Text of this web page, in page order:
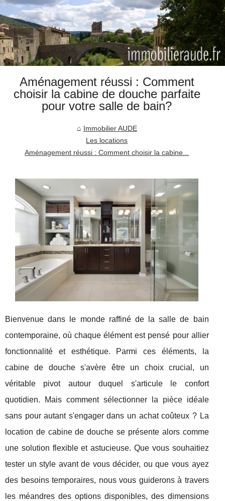
Aménagement réussi : Comment
choisir la cabine de douche parfaite
pour votre salle de bain?
Immobilier AUDE
Les locations
Aménagement réussi : Comment choisir la cabine...
Bienvenue dans le monde raffiné de la salle de bain
contemporaine, où chaque élément est pensé pour allier
fonctionnalité et esthétique. Parmi ces éléments, la
cabine de douche s'avère être un choix crucial, un
véritable pivot autour duquel s'articule le confort
quotidien. Mais comment sélectionner la pièce idéale
sans pour autant s'engager dans un achat coûteux ? La
location de cabine de douche se présente alors comme
une solution flexible et astucieuse. Que vous souhaitiez
tester un style avant de vous décider, ou que vous ayez
des besoins temporaires, nous vous guiderons à travers
les méandres des options disponibles, des dimensions